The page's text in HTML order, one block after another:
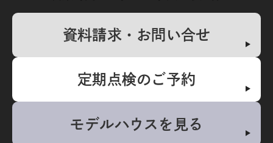
資料請求・お問い合せ
定期点検のご予約
モデルハウスを見る